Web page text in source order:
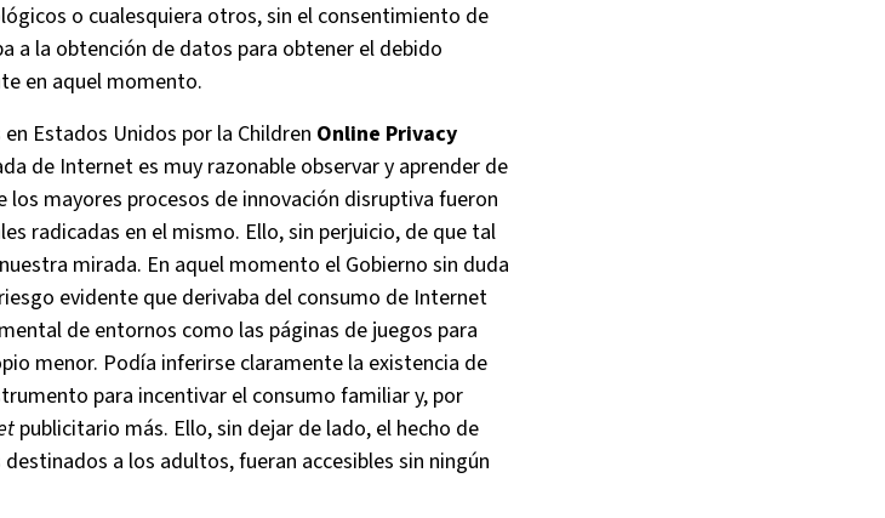
o cualesquiera otros, sin el consentimiento de
a la obtención de datos para obtener el debido
en aquel momento.
Estados Unidos por la Children Online Privacy
de Internet es muy razonable observar y aprender de
los mayores procesos de innovación disruptiva fueron
radicadas en el mismo. Ello, sin perjuicio, de que tal
mirada. En aquel momento el Gobierno sin duda
evidente que derivaba del consumo de Internet
de entornos como las páginas de juegos para
menor. Podía inferirse claramente la existencia de
para incentivar el consumo familiar y, por
publicitario más. Ello, sin dejar de lado, el hecho de
a los adultos, fueran accesibles sin ningún